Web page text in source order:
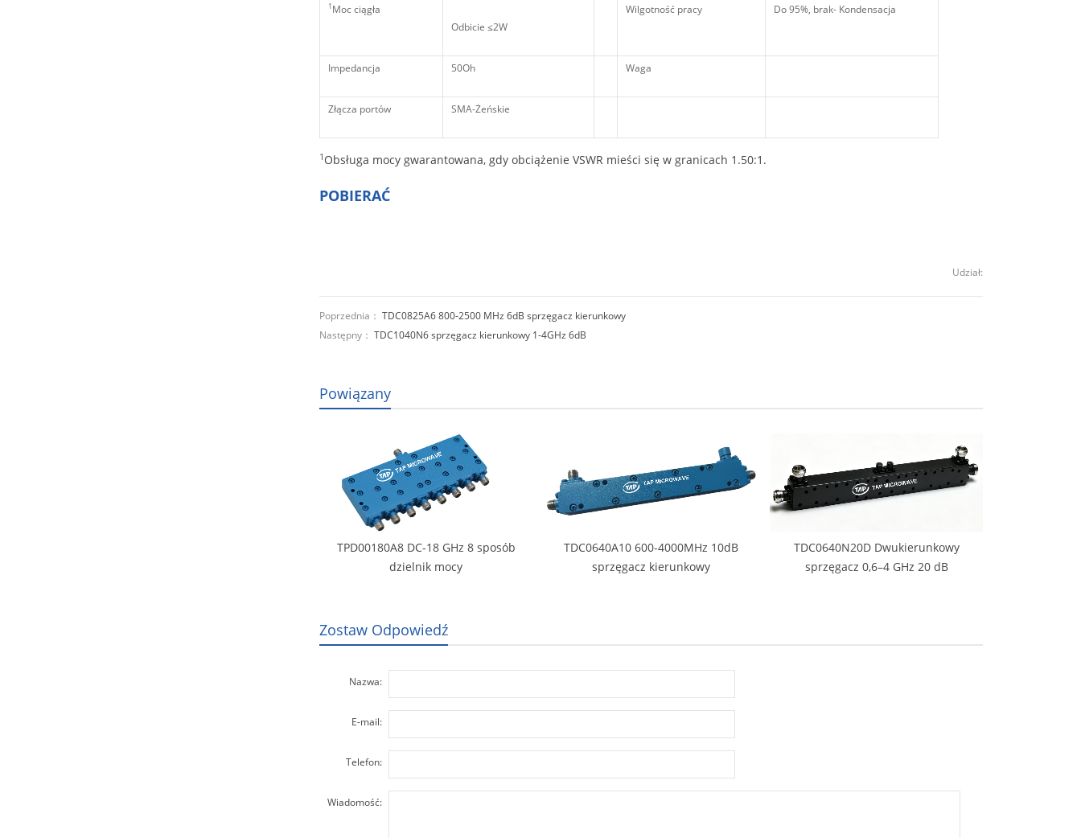
1 Moc ciągła
Odbicie ≤2W
Wilgotność pracy Do 95%, brak- Kondensacja
Impedancja 50Oh Waga
Złącza portów SMA-Żeńskie
1 Obsługa mocy gwarantowana, gdy obciążenie VSWR mieści się w granicach 1.50:1.
POBIERAĆ
Udział:
Poprzednia： TDC0825A6 800-2500 MHz 6dB sprzęgacz kierunkowy
Następny： TDC1040N6 sprzęgacz kierunkowy 1-4GHz 6dB
Powiązany
TPD00180A8 DC-18 GHz 8 sposób
dzielnik mocy
TDC0640A10 600-4000MHz 10dB
sprzęgacz kierunkowy
TDC0640N20D Dwukierunkowy
sprzęgacz 0,6–4 GHz 20 dB
Zostaw Odpowiedź
Nazwa:
E-mail:
Telefon:
Wiadomość: